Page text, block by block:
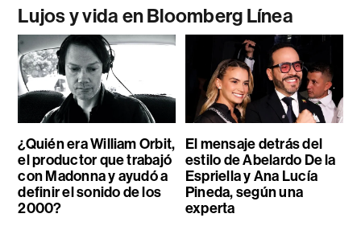
Lujos y vida en Bloomberg Línea
¿Quién era William Orbit,
el productor que trabajó
con Madonna y ayudó a
definir el sonido de los
2000?
El mensaje detrás del
estilo de Abelardo De la
Espriella y Ana Lucía
Pineda, según una
experta